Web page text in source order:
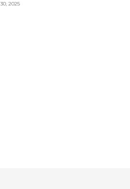
2025